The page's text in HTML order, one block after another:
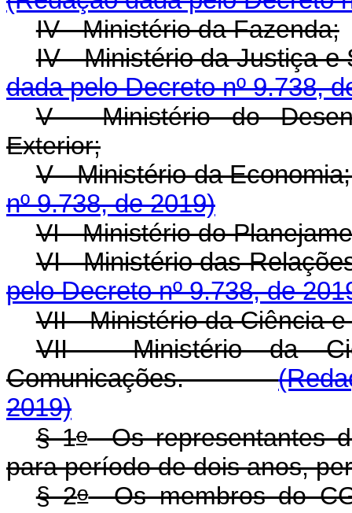
IV - Ministério da Fazenda;
IV - Ministério da
dada pelo Decreto nº 9.738,
V - Ministério do
Exterior;
V - Ministério da
nº 9.738, de 2019)
VI - Ministério do
VI - Ministério das
pelo Decreto nº 9.738, de
VII - Ministério da Ciência
VII - Ministério da
Comunicações.
2019)
§ 1oOs representantes
para período de dois anos,
§ 2oOs membros do CG